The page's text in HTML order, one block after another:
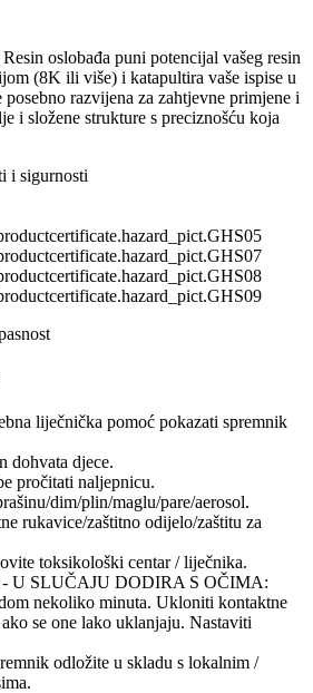
oslobađa puni potencijal vašeg resin
(8K ili više) i katapultira vaše ispise u
razvijena za zahtjevne primjene i
i složene strukture s preciznošću koja
i sigurnosti
liječnička pomoć pokazati spremnik
dohvata djece.
pročitati naljepnicu.
dim/plin/maglu/pare/aerosol.
rukavice/zaštitno odijelo/zaštitu za
toksikološki centar / liječnika.
- U SLUČAJU DODIRA S OČIMA:
nekoliko minuta. Ukloniti kontaktne
se one lako uklanjaju. Nastaviti
odložite u skladu s lokalnim /